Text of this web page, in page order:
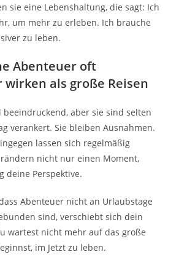
sie eine Lebenshaltung, die sagt: Ich
um mehr zu erleben. Ich brauche
zu leben.
Abenteuer oft
als große Reisen
beeindruckend, aber sie sind selten
verankert. Sie bleiben Ausnahmen.
lassen sich regelmäßig
nicht nur einen Moment,
deine Perspektive.
Abenteuer nicht an Urlaubstage
sind, verschiebt sich dein
wartest nicht mehr auf das große
im Jetzt zu leben.